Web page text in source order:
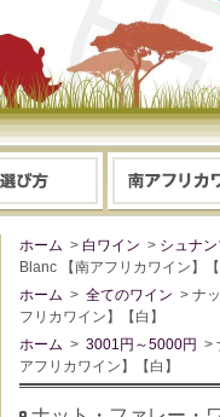
ホーム > 白ワイン > シュナ
Blanc 【南アフリカワイン】【
ホーム > 全てのワイン > ナ
フリカワイン】【白】
ホーム > 3001円～5000円 >
アフリカワイン】【白】